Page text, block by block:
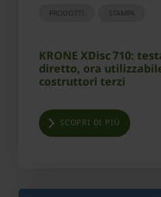
PRODOTTI STAMPA
KRONE XDisc 710:
diretto, ora
costruttori terzi
SCOPRI DI PIÙ